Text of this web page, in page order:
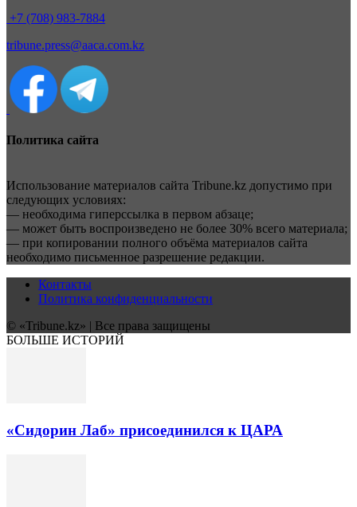
+7 (708) 983-7884
tribune.press@aaca.com.kz
Политика сайта
Использование материалов сайта Tribune.kz допустимо при
следующих условиях:
— необходима гиперссылка в первом абзаце;
— может быть воспроизведено не более 30% всего материала;
— при копировании полного объёма материалов сайта
необходимо письменное разрешение редакции.
Контакты
Политика конфиденциальности
© «Tribune.kz» | Все права защищены
БОЛЬШЕ ИСТОРИЙ
«Сидорин Лаб» присоединился к ЦАРА